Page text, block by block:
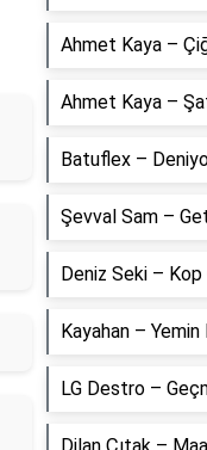
Ahmet Kaya –
Ahmet Kaya –
Batuflex –
Şevval Sam –
Deniz Seki – Kop
Kayahan –
LG Destro –